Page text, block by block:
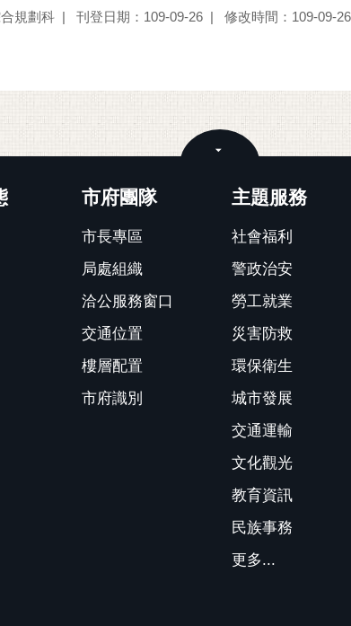
規劃科 刊登日期：109-09-26 修改時間：109-09-26
市府團隊
市長專區
局處組織
洽公服務窗口
交通位置
樓層配置
市府識別
主題服務
社會福利
警政治安
勞工就業
災害防救
環保衛生
城市發展
交通運輸
文化觀光
教育資訊
民族事務
更多...